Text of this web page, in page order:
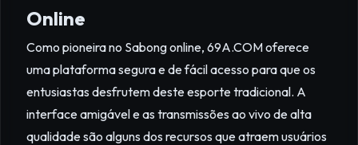
Online
Como pioneira no Sabong online, 69A.COM oferece
uma plataforma segura e de fácil acesso para que os
entusiastas desfrutem deste esporte tradicional. A
interface amigável e as transmissões ao vivo de alta
qualidade são alguns dos recursos que atraem usuários